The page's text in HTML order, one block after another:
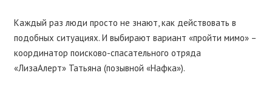
Каждый раз люди просто не знают, как действовать в
подобных ситуациях. И выбирают вариант «пройти мимо» –
координатор поисково-спасательного отряда
«ЛизаАлерт» Татьяна (позывной «Нафка»).